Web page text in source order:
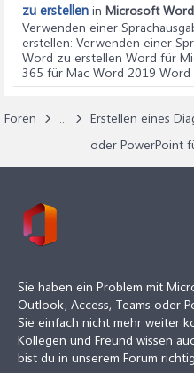
zu erstellen in Microsoft
Verwenden einer
erstellen: Verwenden einer
Word zu erstellen Word für
365 für Mac Word 2019
Foren ...
Erstellen eines
oder PowerPoint
Sie haben ein Problem mit
Outlook, Access, Teams oder
Sie einfach nicht mehr weiter
Kollegen und Freund wissen
bist du in unserem Forum